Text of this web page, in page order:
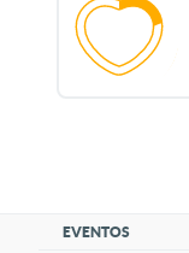
EVENTOS